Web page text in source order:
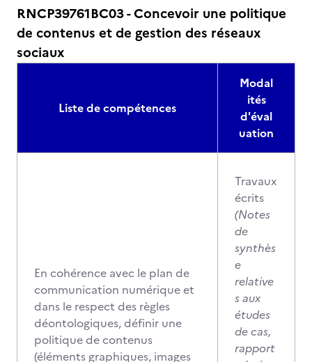
RNCP39761BC03 - Concevoir une politique
de contenus et de gestion des réseaux
sociaux
Liste de compétences
Modal
ités
d'éval
uation
En cohérence avec le plan de
communication numérique et
dans le respect des règles
déontologiques, définir une
politique de contenus
(éléments graphiques, images
Travaux
écrits
(Notes
de
synthès
e
relative
s aux
études
de cas,
rapport